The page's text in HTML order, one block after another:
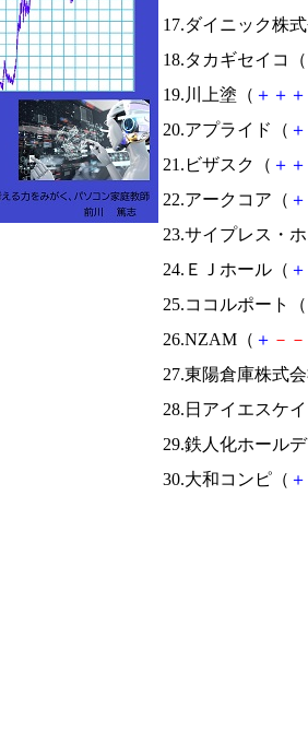
17.ダイニック株
18.タカギセイコ（
19.川上塗（ ＋ ＋ ＋
20.アプライド（ ＋
21.ビザスク（ ＋ ＋
22.アークコア（ ＋
23.サイプレス・
24.ＥＪホール（ ＋
25.ココルポート（
26.NZAM（ ＋ － －
27.東陽倉庫株式
28.日アイエスケ
29.鉄人化ホール
30.大和コンピ（ ＋